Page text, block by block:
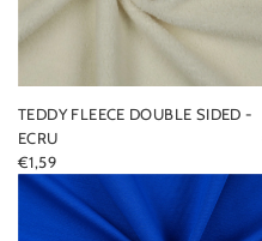
TEDDY FLEECE DOUBLE SIDED -
ECRU
€1,59